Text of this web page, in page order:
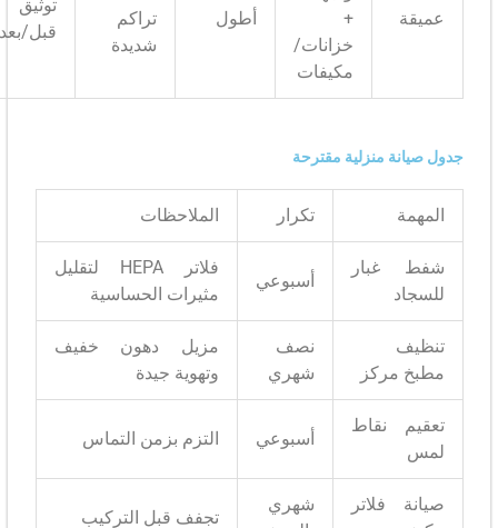
+
أطول
تراكم
قبل/بعد
منزلية مقترحة
تكرار الملاحظات
أسبوعي
فلاتر HEPA لتقليل
مثيرات الحساسية
نصف
شهري
مزيل دهون خفيف
وتهوية جيدة
نقاط
أسبوعي التزم بزمن التماس
شهري
تجفف قبل التركيب